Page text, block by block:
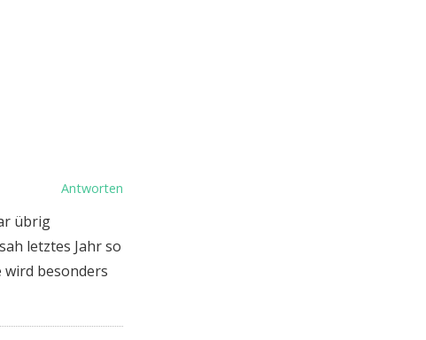
Antworten
übrig
letztes Jahr so
wird besonders